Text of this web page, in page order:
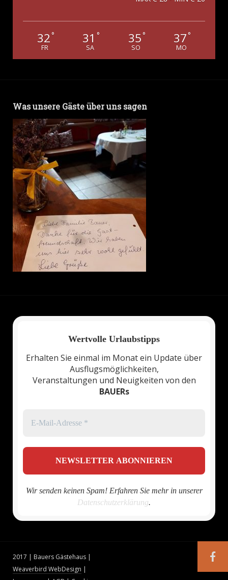
32 °
FR
31 °
SA
35 °
SO
37 °
MO
Was unsere Gäste über uns sagen
Wertvolle Urlaubstipps
Erhalten Sie einmal im Monat ein Update über
Ausflugsmöglichkeiten,
Veranstaltungen und Neuigkeiten von den
BAUERs
Wir senden keinen Spam! Erfahren Sie mehr in unserer
Datenschutzerklärung.
2017 | Bauers Gästehaus |
Weaverbird WebDesign |